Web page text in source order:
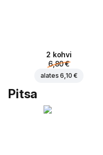
2 kohvi
6,80 €
alates6,10 €
Pitsa